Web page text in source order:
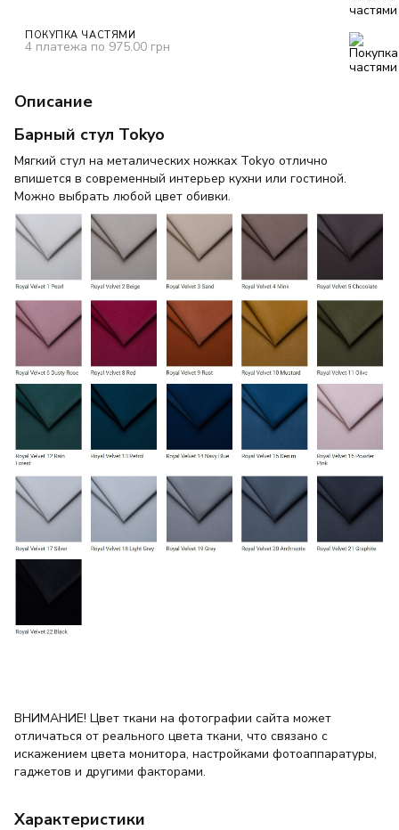
ПОКУПКА ЧАСТЯМИ
4 платежа по 975.00 грн
Описание
Барный стул Tokyo
Мягкий стул на металических ножках Tokyo отлично
впишется в современный интерьер кухни или гостиной.
Можно выбрать любой цвет обивки.
ВНИМАНИЕ! Цвет ткани на фотографии сайта может
отличаться от реального цвета ткани, что связано с
искажением цвета монитора, настройками фотоаппаратуры,
гаджетов и другими факторами.
Характеристики